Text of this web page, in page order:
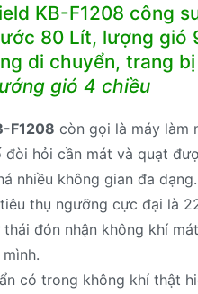
KB-F1208 công
80 Lít, lượng
di chuyển, trang bị
gió 4 chiều
F1208 còn gọi là máy làm
hỏi cần mát và quạt
nhiều không gian đa
thụ ngưỡng cực đại là
đón nhận không khí
có trong không khí thật